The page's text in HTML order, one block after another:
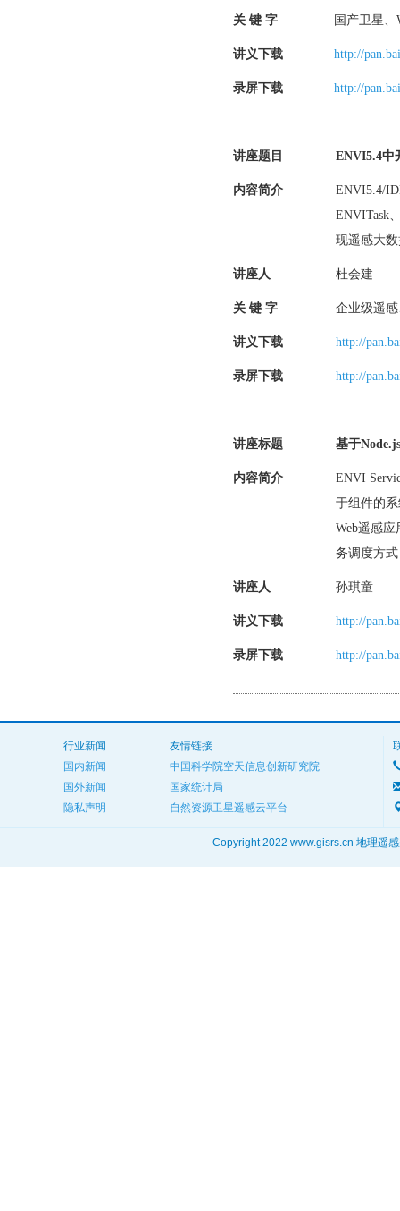
关 键 字 国产卫星
讲义下载 http://
录屏下载 http://
讲座题目 ENVI5.4中
内容简介
ENVI5.4/
ENVITask
现遥感大
讲座人 杜会建
关 键 字 企业级遥
讲义下载 http://
录屏下载 http://
讲座标题 基于
内容简介
ENVI
于组件的系
Web遥感
务调度方
讲座人 孙琪童
讲义下载 http://
录屏下载 http://
行业新闻
国内新闻
国外新闻
隐私声明
友情链接
中国科学院空天信息创新研究院
国家统计局
自然资源卫星遥感云平台
Copyright 2022 www.gisrs.cn 地理遥